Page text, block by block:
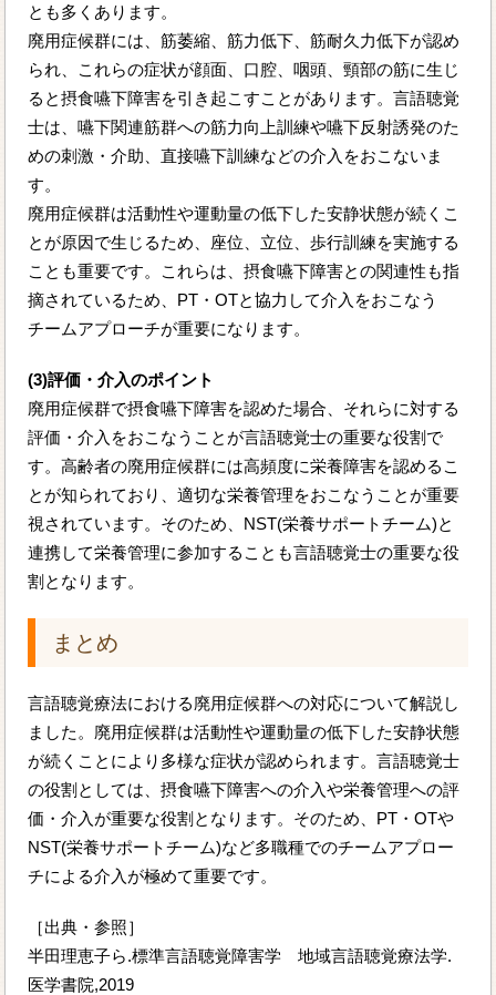
とも多くあります。
廃用症候群には、筋萎縮、筋力低下、筋耐久力低下が認め
られ、これらの症状が顔面、口腔、咽頭、頸部の筋に生じ
ると摂食嚥下障害を引き起こすことがあります。言語聴覚
士は、嚥下関連筋群への筋力向上訓練や嚥下反射誘発のた
めの刺激・介助、直接嚥下訓練などの介入をおこないま
す。
廃用症候群は活動性や運動量の低下した安静状態が続くこ
とが原因で生じるため、座位、立位、歩行訓練を実施する
ことも重要です。これらは、摂食嚥下障害との関連性も指
摘されているため、PT・OTと協力して介入をおこなう
チームアプローチが重要になります。
(3)評価・介入のポイント
廃用症候群で摂食嚥下障害を認めた場合、それらに対する
評価・介入をおこなうことが言語聴覚士の重要な役割で
す。高齢者の廃用症候群には高頻度に栄養障害を認めるこ
とが知られており、適切な栄養管理をおこなうことが重要
視されています。そのため、NST(栄養サポートチーム)と
連携して栄養管理に参加することも言語聴覚士の重要な役
割となります。
まとめ
言語聴覚療法における廃用症候群への対応について解説し
ました。廃用症候群は活動性や運動量の低下した安静状態
が続くことにより多様な症状が認められます。言語聴覚士
の役割としては、摂食嚥下障害への介入や栄養管理への評
価・介入が重要な役割となります。そのため、PT・OTや
NST(栄養サポートチーム)など多職種でのチームアプロー
チによる介入が極めて重要です。
［出典・参照］
半田理恵子ら.標準言語聴覚障害学 地域言語聴覚療法学.
医学書院,2019